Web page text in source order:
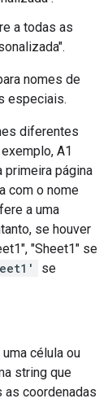
a todas as
nomes de
especiais.
diferentes
A1
primeira página
com o nome
a uma
se houver
"Sheet1" se
se
célula ou
string que
as coordenadas